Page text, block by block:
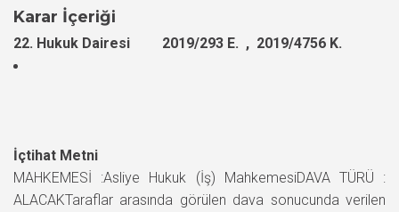
Karar İçeriği
22. Hukuk Dairesi 2019/293 E. , 2019/4756 K.
İçtihat Metni
MAHKEMESİ :Asliye Hukuk (İş) MahkemesiDAVA TÜRÜ :
ALACAKTaraflar arasında görülen dava sonucunda verilen